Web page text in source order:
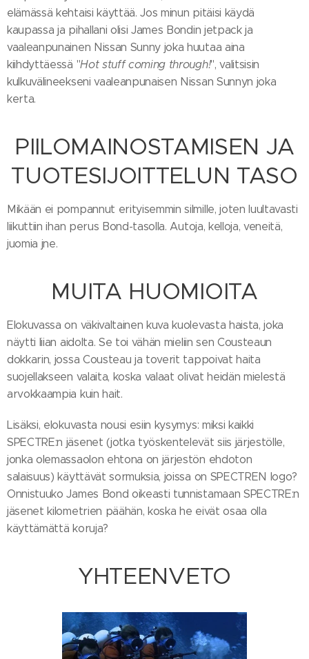
elämässä kehtaisi käyttää. Jos minun pitäisi käydä
kaupassa ja pihallani olisi James Bondin jetpack ja
vaaleanpunainen Nissan Sunny joka huutaa aina
kiihdyttäessä "Hot stuff coming through!", valitsisin
kulkuvälineekseni vaaleanpunaisen Nissan Sunnyn joka
kerta.
PIILOMAINOSTAMISEN JA
TUOTESIJOITTELUN TASO
Mikään ei pompannut erityisemmin silmille, joten luultavasti
liikuttiin ihan perus Bond-tasolla. Autoja, kelloja, veneitä,
juomia jne.
MUITA HUOMIOITA
Elokuvassa on väkivaltainen kuva kuolevasta haista, joka
näytti liian aidolta. Se toi vähän mieliin sen Cousteaun
dokkarin, jossa Cousteau ja toverit tappoivat haita
suojellakseen valaita, koska valaat olivat heidän mielestä
arvokkaampia kuin hait.
Lisäksi, elokuvasta nousi esiin kysymys: miksi kaikki
SPECTRE:n jäsenet (jotka työskentelevät siis järjestölle,
jonka olemassaolon ehtona on järjestön ehdoton
salaisuus) käyttävät sormuksia, joissa on SPECTREN logo?
Onnistuuko James Bond oikeasti tunnistamaan SPECTRE:n
jäsenet kilometrien päähän, koska he eivät osaa olla
käyttämättä koruja?
YHTEENVETO